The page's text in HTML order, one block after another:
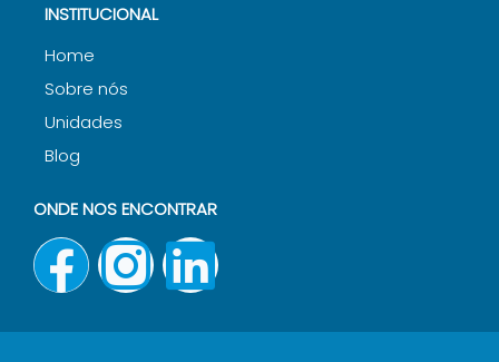
INSTITUCIONAL
Home
Sobre nós
Unidades
Blog
ONDE NOS ENCONTRAR